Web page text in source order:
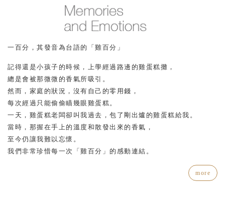
一百分，其發音為台語的「雞百分」
記得還是小孩子的時候，上學經過路邊的雞蛋糕攤，
總是會被那微微的香氣所吸引。
然而，家庭的狀況，沒有自己的零用錢，
每次經過只能偷偷瞄幾眼雞蛋糕。
一天，雞蛋糕老闆卻叫我過去，包了剛出爐的雞蛋糕給我。
當時，那握在手上的溫度和散發出來的香氣，
至今仍讓我難以忘懷。
我們非常珍惜每一次「雞百分」的感動連結。
more